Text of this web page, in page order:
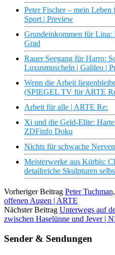
Peter Fischer – mein
Sport | Preview
Grundeinkommen für Lina:
Grad
Rauer Seegang für Harro:
Luxusmuscheln | Galileo |
Wenn die Arbeit
(SPIEGEL TV für ARTE
Arbeit für alle | ARTE Re:
Xi und die Geld-Elite:
ZDFinfo Doku
Nichts für schwache
Meisterwerke aus Kürbis:
detailreiche Skulpturen
Vorheriger Beitrag Peter
offenen Augen | ARTE
Nächster Beitrag Unterwegs auf
zwischen Haselünne und Jever |
Sender & Sendungen